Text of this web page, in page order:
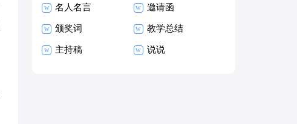
信 期教学工作总结
名人名言 邀请函
颁奖词 教学总结
主持稿 说说